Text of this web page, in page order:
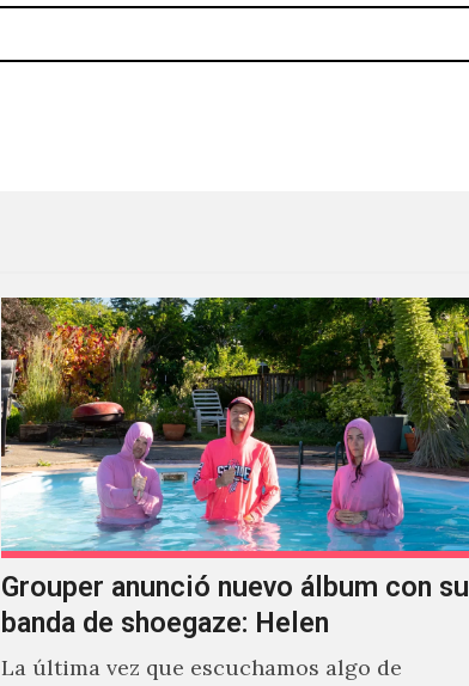
Grouper anunció nuevo álbum con su
banda de shoegaze: Helen
La última vez que escuchamos algo de